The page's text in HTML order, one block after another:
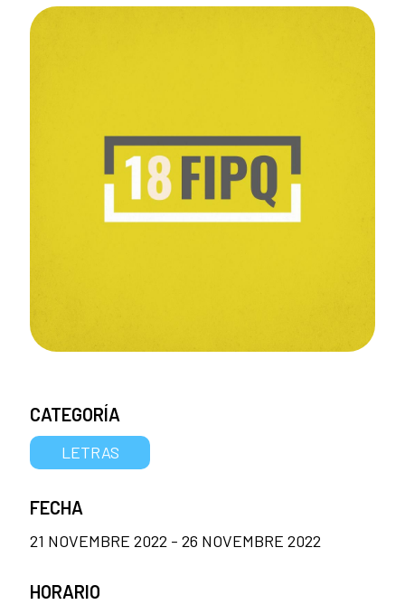
CATEGORÍA
LETRAS
FECHA
21 NOVEMBRE 2022 - 26 NOVEMBRE 2022
HORARIO